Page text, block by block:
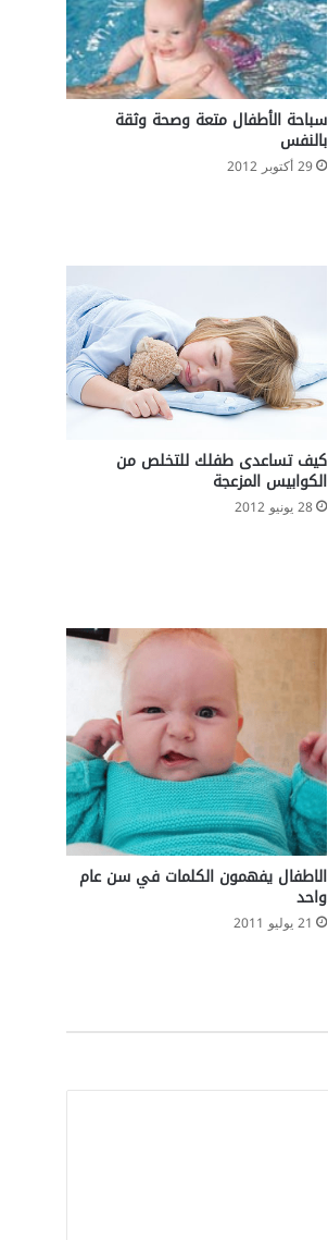
سباحة الأطفال متعة وصحة وثقة
بالنفس
29 أكتوبر 2012
كيف تساعدى طفلك للتخلص من
الكوابيس المزعجة
28 يونيو 2012
الاطفال يفهمون الكلمات في سن عام
واحد
21 يوليو 2011